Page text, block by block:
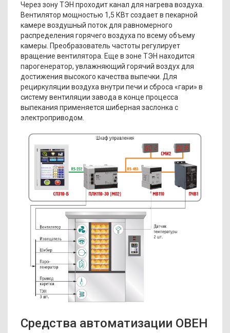
Через зону ТЭН проходит канал для нагрева воздуха.
Вентилятор мощностью 1,5 КВт создает в пекарной
камере воздушный поток для равномерного
распределения горячего воздуха по всему объему
камеры. Преобразователь частоты регулирует
вращение вентилятора. Еще в зоне ТЭН находится
парогенератор, увлажняющий горячий воздух для
достижения высокого качества выпечки. Для
рециркуляции воздуха внутри печи и сброса «гари» в
систему вентиляции завода в конце процесса
выпекания применяется шиберная заслонка с
электроприводом.
Средства автоматизации ОВЕН